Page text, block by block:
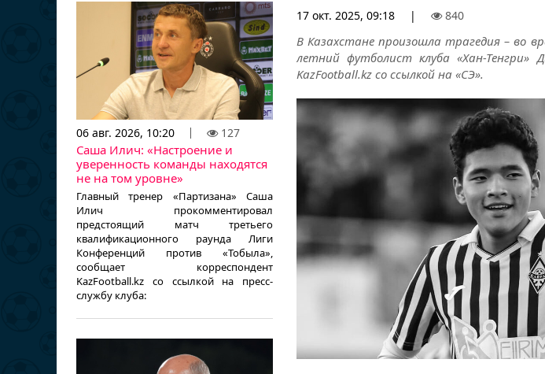
06 авг. 2026, 10:20 127
Саша Илич: «Настроение и
уверенность команды находятся
не на том уровне»
Главный тренер «Партизана» Саша
Илич прокомментировал
предстоящий матч третьего
квалификационного раунда Лиги
Конференций против «Тобыла»,
сообщает корреспондент
KazFootball.kz со ссылкой на пресс-
службу клуба:
17 окт. 2025, 09:18 | 840
В Казахстане произошла трагедия – во
летний футболист клуба «Хан-Тенгри»
KazFootball.kz со ссылкой на «СЭ».